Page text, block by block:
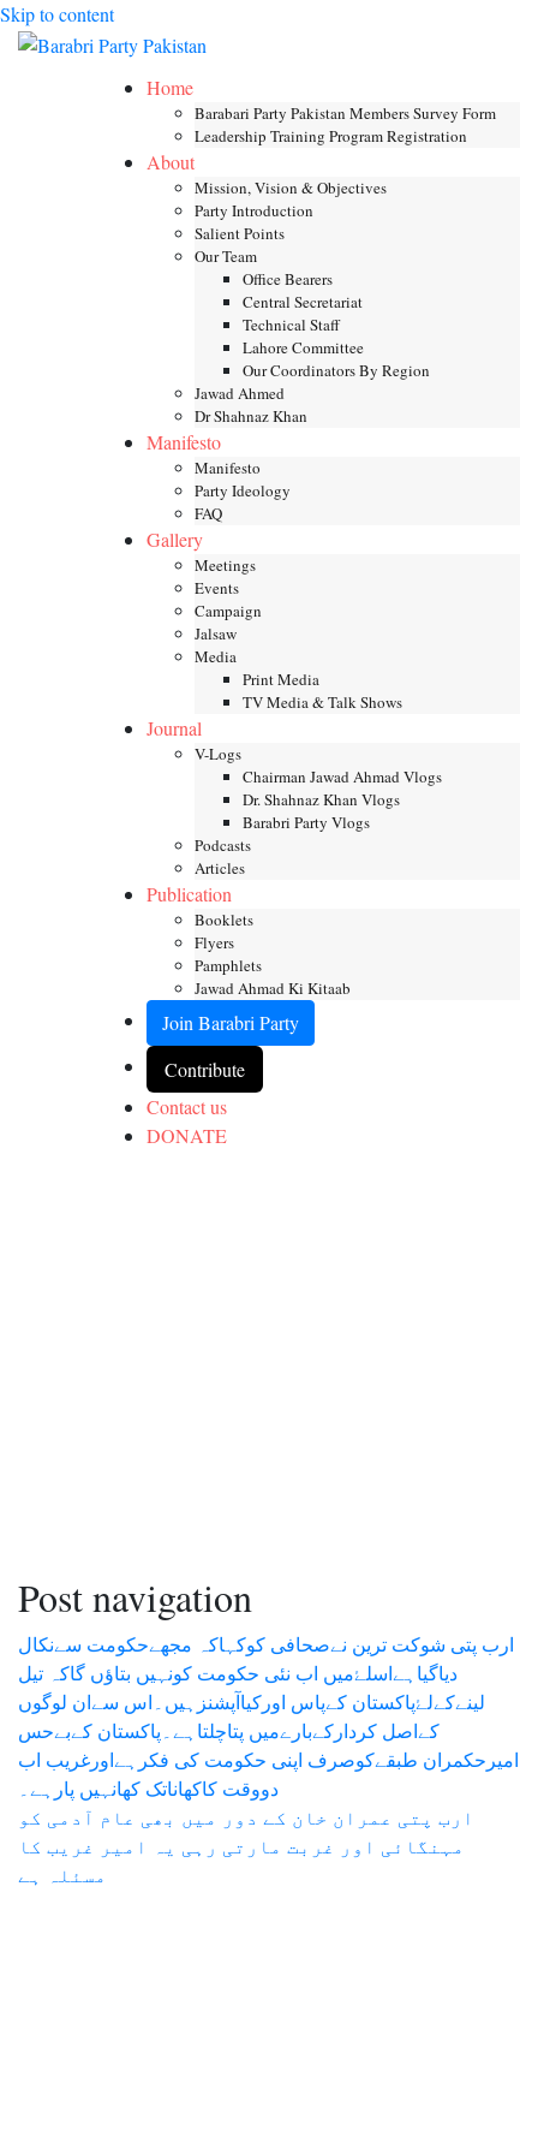
Skip to content
Home
Barabari Party Pakistan Members Survey Form
Leadership Training Program Registration
About
Mission, Vision & Objectives
Party Introduction
Salient Points
Our Team
Office Bearers
Central Secretariat
Technical Staff
Lahore Committee
Our Coordinators By Region
Jawad Ahmed
Dr Shahnaz Khan
Manifesto
Manifesto
Party Ideology
FAQ
Gallery
Meetings
Events
Campaign
Jalsaw
Media
Print Media
TV Media & Talk Shows
Journal
V-Logs
Chairman Jawad Ahmad Vlogs
Dr. Shahnaz Khan Vlogs
Barabri Party Vlogs
Podcasts
Articles
Publication
Booklets
Flyers
Pamphlets
Jawad Ahmad Ki Kitaab
Join Barabri Party
Contribute
Contact us
DONATE
Post navigation
ارب پتی شوکت ترین نےصحافی کوکہاکہ مجھےحکومت سےنکال
دیاگیاہےاسلۓمیں اب نئی حکومت کونہیں بتاؤں گاکہ تیل
لینےکےلۓپاکستان کےپاس اورکیاآپشنزہیں۔اس سےان لوگوں
کےاصل کردارکےبارےمیں پتاچلتاہے۔پاکستان کےبےحس
امیرحکمران طبقےکوصرف اپنی حکومت کی فکرہےاورغریب اب
دووقت کاکھاناتک کھانہیں پارہے۔
ارب پتی عمران خان کے دور میں بھی عام آدمی کو
مہنگائی اور غربت مارتی رہی یہ امیر غریب کا
مسئلہ ہے